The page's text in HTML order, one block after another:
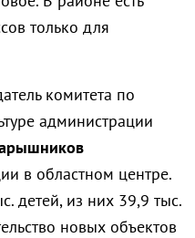
только для
комитета по
администрации
в областном центре.
детей, из них 39,9 тыс.
новых объектов